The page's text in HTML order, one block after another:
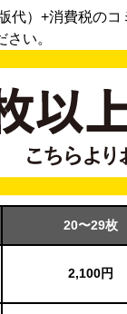
）+消費税のコ
い。
20〜29枚
2,100円